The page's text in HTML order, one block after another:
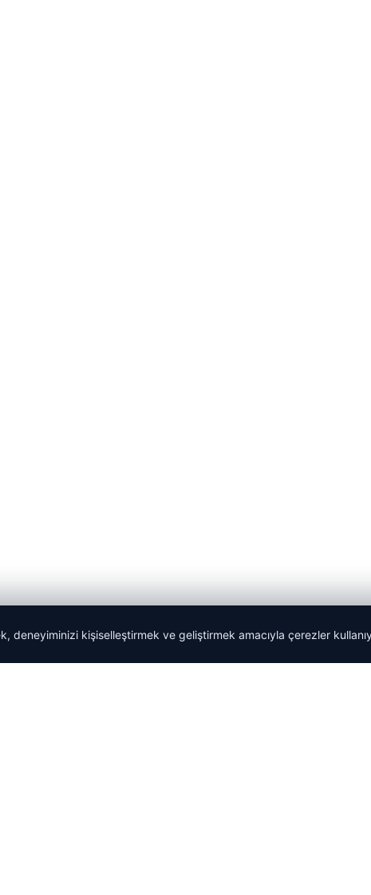
deneyiminizi kişiselleştirmek ve geliştirmek amacıyla çerezler